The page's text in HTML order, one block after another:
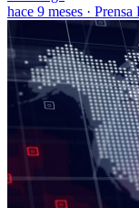
hace 9 meses · Prensa